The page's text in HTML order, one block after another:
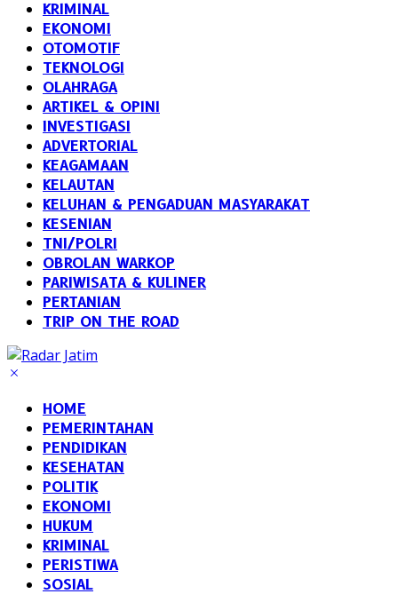
KRIMINAL
EKONOMI
OTOMOTIF
TEKNOLOGI
OLAHRAGA
ARTIKEL & OPINI
INVESTIGASI
ADVERTORIAL
KEAGAMAAN
KELAUTAN
KELUHAN & PENGADUAN MASYARAKAT
KESENIAN
TNI/POLRI
OBROLAN WARKOP
PARIWISATA & KULINER
PERTANIAN
TRIP ON THE ROAD
HOME
PEMERINTAHAN
PENDIDIKAN
KESEHATAN
POLITIK
EKONOMI
HUKUM
KRIMINAL
PERISTIWA
SOSIAL